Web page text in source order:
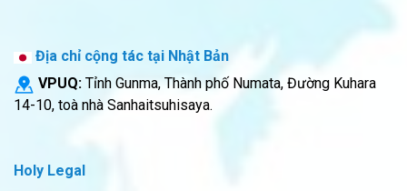
Địa chỉ cộng tác tại Nhật Bản
VPUQ: Tỉnh Gunma, Thành phố Numata, Đường Kuhara
14-10, toà nhà Sanhaitsuhisaya.
Holy Legal